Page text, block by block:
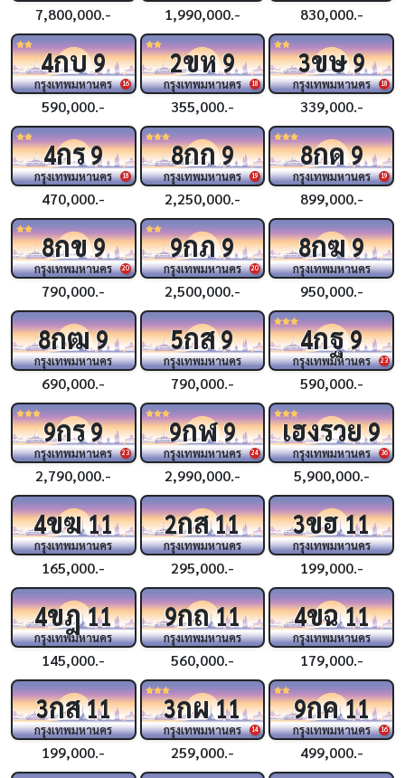
7,800,000.- 1,990,000.- 830,000.-
16
4กบ9
กรุงเทพมหานคร
590,000.-
18
2ขห9
กรุงเทพมหานคร
355,000.-
18
3ขษ9
กรุงเทพมหานคร
339,000.-
18
4กร9
กรุงเทพมหานคร
470,000.-
19
8กก9
กรุงเทพมหานคร
2,250,000.-
19
8กด9
กรุงเทพมหานคร
899,000.-
20
8กข9
กรุงเทพมหานคร
790,000.-
20
9กภ9
กรุงเทพมหานคร
2,500,000.-
8กฆ9
กรุงเทพมหานคร
950,000.-
8กฒ9
กรุงเทพมหานคร
690,000.-
5กส9
กรุงเทพมหานคร
790,000.-
23
4กฐ9
กรุงเทพมหานคร
590,000.-
23
9กร9
กรุงเทพมหานคร
2,790,000.-
24
9กฬ9
กรุงเทพมหานคร
2,990,000.-
36
เฮงรวย9
กรุงเทพมหานคร
5,900,000.-
4ขฆ11
กรุงเทพมหานคร
165,000.-
2กส11
กรุงเทพมหานคร
295,000.-
3ขฮ11
กรุงเทพมหานคร
199,000.-
4ขฎ11
กรุงเทพมหานคร
145,000.-
9กถ11
กรุงเทพมหานคร
560,000.-
4ขฉ11
กรุงเทพมหานคร
179,000.-
3กส11
กรุงเทพมหานคร
199,000.-
14
3กผ11
กรุงเทพมหานคร
259,000.-
16
9กค11
กรุงเทพมหานคร
499,000.-